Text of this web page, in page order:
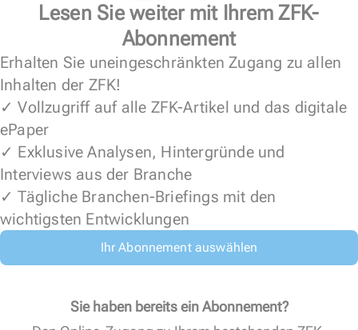
Lesen Sie weiter mit Ihrem ZFK-
Abonnement
Erhalten Sie uneingeschränkten Zugang zu allen
Inhalten der ZFK!
✓ Vollzugriff auf alle ZFK-Artikel und das digitale
ePaper
✓ Exklusive Analysen, Hintergründe und
Interviews aus der Branche
✓ Tägliche Branchen-Briefings mit den
wichtigsten Entwicklungen
Ihr Abonnement auswählen
Sie haben bereits ein Abonnement?